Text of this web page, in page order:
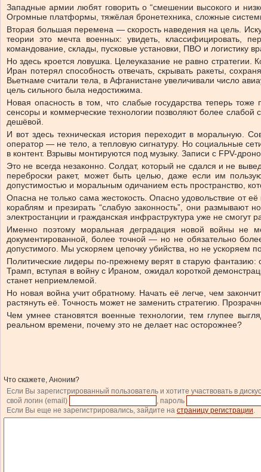
Западные армии любят говорить о “смешении высокого и
Огромные платформы, тяжёлая бронетехника, сложные
Вторая большая перемена — скорость наведения на цель.
теории это мечта военных: увидеть, классифицировать,
командование, склады, пусковые установки, ПВО и логистику
Но здесь кроется ловушка. Целеуказание не равно
Иран потерял способность отвечать, скрывать ракеты,
Вьетнаме считали тела, в Афганистане увеличивали число
цель сильного была недостижима.
Новая опасность в том, что слабые государства теперь
сенсоры и коммерческие технологии позволяют более
дешёвой.
И вот здесь техническая история переходит в моральную.
оператор — не тело, а тепловую сигнатуру. Но социальные
в контент. Взрывы монтируются под музыку. Записи с FPV-
Это не всегда незаконно. Солдат, который не сдался и не
переброски ракет, может быть целью, даже если им
допустимостью и моральным одичанием есть пространство,
Опасна не только сама жестокость. Опасно удовольствие от
кораблям и презирать “слабую законность”, они размывают
электростанции и гражданская инфраструктура уже не
Именно поэтому моральная деградация новой войны не
документированной, более точной — но не обязательно
допустимого. Мы ускоряем цепочку убийства, но не ускоряем
Политические лидеры по-прежнему верят в старую фантазию:
Трамп, вступая в войну с Ираном, ожидал короткой
станет неприемлемой.
Но новая война учит обратному. Начать её легче, чем
растянуть её. Точность может не заменить стратегию.
Чем умнее становятся военные технологии, тем глупее
реальном времени, почему это не делает нас осторожнее?
Что скажете, Аноним?
Если Вы зарегистрированный пользователь и хотите участвовать в
свой логин (email)
, пароль
Если Вы еще не зарегистрировались, зайдите на страницу регистрации